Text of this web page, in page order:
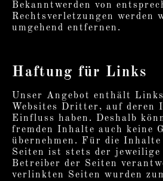
Bekanntwerden von
Rechtsverletzungen werden
umgehend entfernen.
Haftung für Links
Unser Angebot enthält
Websites Dritter, auf deren
Einfluss haben. Deshalb
fremden Inhalte auch keine
übernehmen. Für die
Seiten ist stets der jeweilige
Betreiber der Seiten
verlinkten Seiten wurden